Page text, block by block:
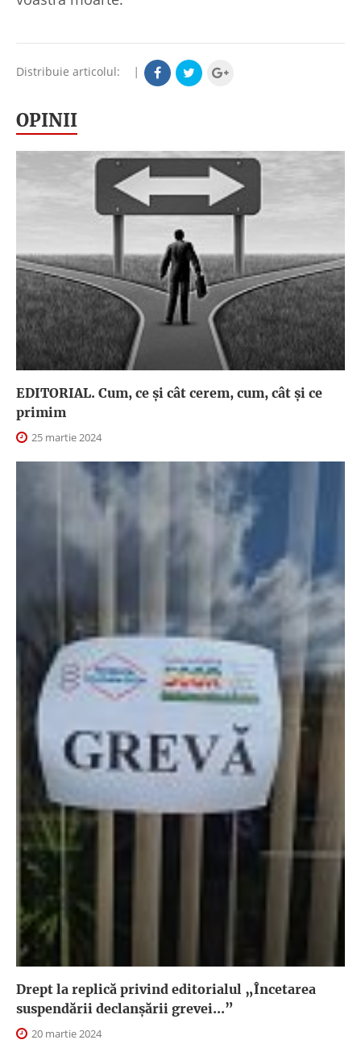
Distribuie articolul: |
OPINII
EDITORIAL. Cum, ce şi cât cerem, cum, cât şi ce
primim
25 martie 2024
Drept la replică privind editorialul „Încetarea
suspendării declanşării grevei...”
20 martie 2024